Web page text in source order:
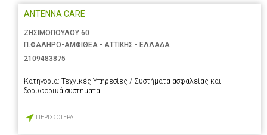
ANTENNA CARE
ΖΗΣΙΜΟΠΟΥΛΟΥ 60
Π.ΦΑΛΗΡΟ-ΑΜΦΙΘΕΑ - ΑΤΤΙΚΗΣ - ΕΛΛΑΔΑ
2109483875
Κατηγορία: Τεχνικές Υπηρεσίες / Συστήματα ασφαλείας και
δορυφορικά συστήματα
ΠΕΡΙΣΣΟΤΕΡΑ